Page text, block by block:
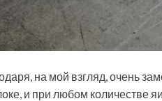
на мой взгляд, очень
и при любом количестве